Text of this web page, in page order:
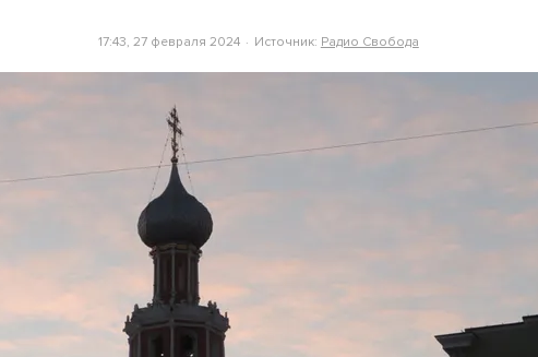
17:43, 27 февраля 2024 Источник: Радио Свобода